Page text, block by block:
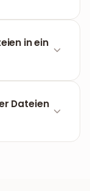
dass
in ein
und Sie
Dateien